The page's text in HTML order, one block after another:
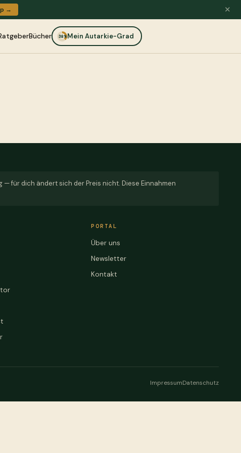
→ ✕
Bücher 38% Mein Autarkie-Grad
für dich ändert sich der Preis nicht. Diese Einnahmen
PORTAL
Über uns
Newsletter
Kontakt
ImpressumDatenschutz